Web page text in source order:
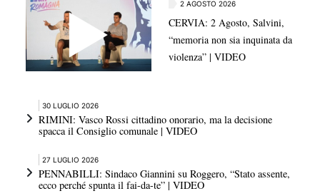
2 AGOSTO 2026
CERVIA: 2 Agosto, Salvini,
“memoria non sia inquinata da
violenza” | VIDEO
30 LUGLIO 2026
RIMINI: Vasco Rossi cittadino onorario, ma la decisione
spacca il Consiglio comunale | VIDEO
27 LUGLIO 2026
PENNABILLI: Sindaco Giannini su Roggero, “Stato assente,
ecco perché spunta il fai-da-te” | VIDEO